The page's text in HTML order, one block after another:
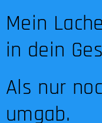
Mein
in dein
Als nur
umgab.